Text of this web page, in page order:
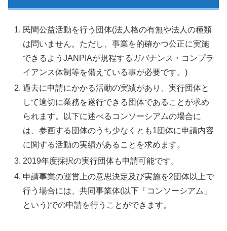
民間公益活動を行う団体(法人格の有無や法人の種類
は問いません。ただし、事業を的確かつ公正に実施
できるようJANPIAが規程するガバナンス・コンプラ
イアンス体制等を備えている事が必要です。)
過去に申請にかかる活動の実績があり、実行団体と
して適切に業務を遂行できる団体であることが求め
られます。以下に述べるコンソーシアムの場合に
は、参画する団体のうち少なくとも1団体に申請内容
に関する活動の実績があることを求めます。
2019年度採択の実行団体も申請可能です。
申請事業の運営上の意思決定及び実施を2団体以上で
行う場合には、共同事業体(以下「コンソーシアム」
という)での申請を行うことができます。